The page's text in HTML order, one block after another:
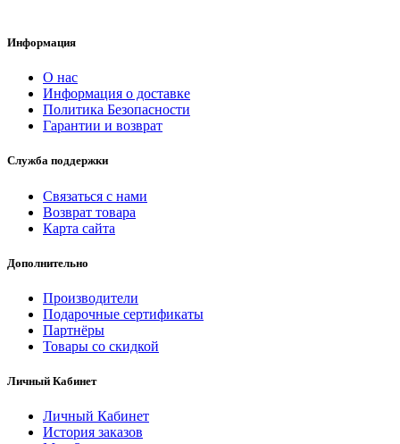
Информация
О нас
Информация о доставке
Политика Безопасности
Гарантии и возврат
Служба поддержки
Связаться с нами
Возврат товара
Карта сайта
Дополнительно
Производители
Подарочные сертификаты
Партнёры
Товары со скидкой
Личный Кабинет
Личный Кабинет
История заказов